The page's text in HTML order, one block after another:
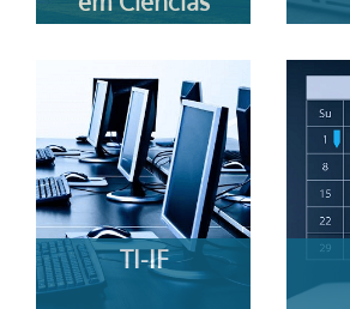
TI-IF